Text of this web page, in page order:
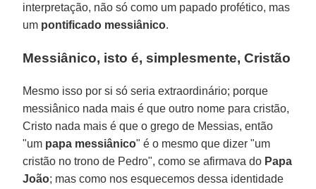
interpretação, não só como um papado profético, mas
um pontificado messiânico.
Messiânico, isto é, simplesmente, Cristão
Mesmo isso por si só seria extraordinário; porque
messiânico nada mais é que outro nome para cristão,
Cristo nada mais é que o grego de Messias, então
"um papa messiânico" é o mesmo que dizer "um
cristão no trono de Pedro", como se afirmava do Papa
João; mas como nos esquecemos dessa identidade